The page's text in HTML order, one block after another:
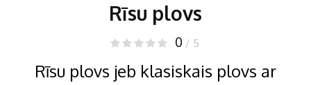
Rīsu plovs
0 / 5
Rīsu plovs jeb klasiskais plovs ar